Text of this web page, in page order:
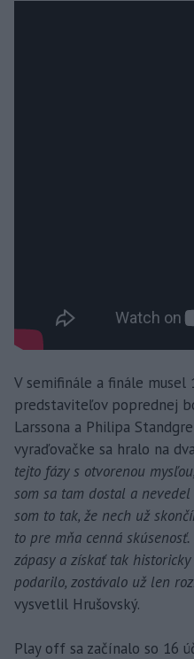
V semifinále a finále musel
predstaviteľov poprednej
Larssona a Philipa
vyraďovačke sa hralo na
tejto fázy s otvorenou
som sa tam dostal a
som to tak, že nech už
to pre mňa cenná
zápasy a získať tak
podarilo, zostávalo už len
vysvetlil Hrušovský.
Play off sa začínalo so 16